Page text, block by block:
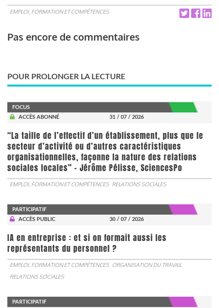
EMPLOI, FORMATION ET COMPÉTENCES
Pas encore de commentaires
POUR PROLONGER LA LECTURE
FOCUS
ACCÈS ABONNÉ
31 / 07 / 2026
“La taille de l’effectif d’un établissement, plus que le
secteur d’activité ou d’autres caractéristiques
organisationnelles, façonne la nature des relations
sociales locales” - Jérôme Pélisse, SciencesPo
EMPLOI, FORMATION ET COMPÉTENCES RELATIONS SOCIALES
PARTICIPATIF
ACCÈS PUBLIC
30 / 07 / 2026
IA en entreprise : et si on formait aussi les
représentants du personnel ?
EMPLOI, FORMATION ET COMPÉTENCES ORGANISATION DU TRAVAIL
RELATIONS SOCIALES
PARTICIPATIF